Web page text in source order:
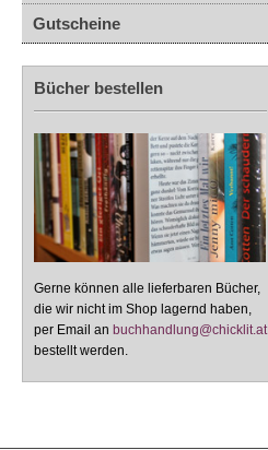
Gutscheine
Bücher bestellen
Gerne können alle lieferbaren Bücher,
die wir nicht im Shop lagernd haben,
per Email an buchhandlung@chicklit.at
bestellt werden.